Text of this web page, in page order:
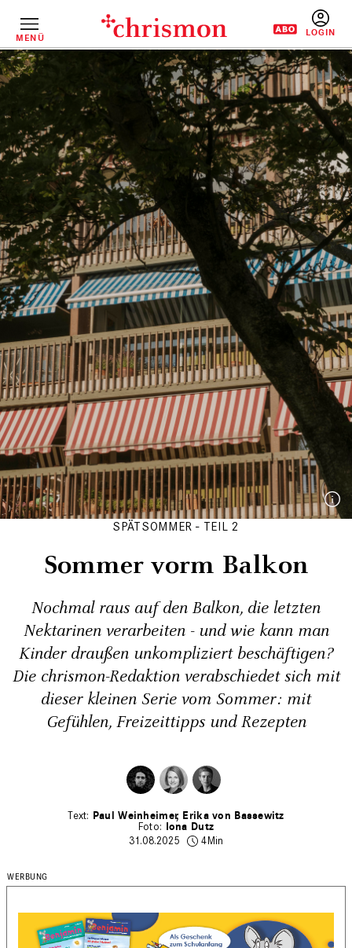
InhaltMENÜ
SPÄTSOMMER - TEIL 2
Sommer vorm Balkon
Nochmal raus auf den Balkon, die letzten
Nektarinen verarbeiten - und wie kann man
Kinder draußen unkompliziert beschäftigen?
Die chrismon-Redaktion verabschiedet sich mit
dieser kleinen Serie vom Sommer: mit
Gefühlen, Freizeittipps und Rezepten
Paul Weinheimer Erika von Bassewitz
Iona Dutz
31.08.2025
4Min